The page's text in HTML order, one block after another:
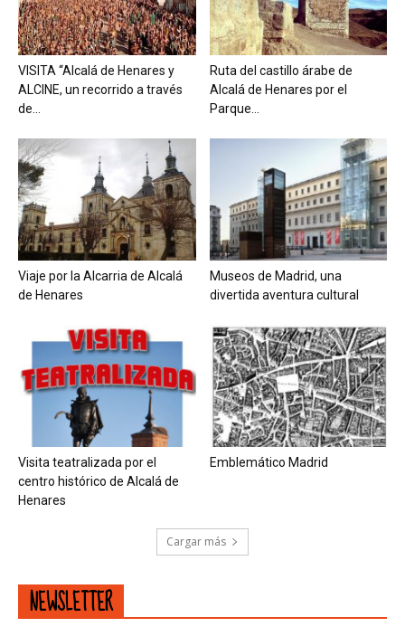
VISITA “Alcalá de Henares y
ALCINE, un recorrido a través
de...
Ruta del castillo árabe de
Alcalá de Henares por el
Parque...
Viaje por la Alcarria de Alcalá
de Henares
Museos de Madrid, una
divertida aventura cultural
Visita teatralizada por el
centro histórico de Alcalá de
Henares
Emblemático Madrid
Cargar más
NEWSLETTER